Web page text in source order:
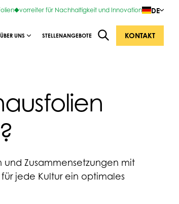
vorreiter für Nachhaltigkeit und Innovation DE
ÜBER UNS STELLENANGEBOTE KONTAKT
Zusammensetzungen mit
jede Kultur ein optimales